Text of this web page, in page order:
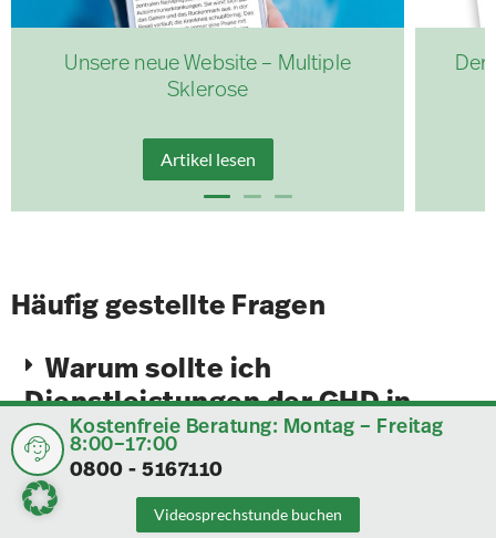
Unsere neue Website – Multiple
Sklerose
Artikel lesen
Der
Häufig gestellte Fragen
Warum sollte ich
Dienstleistungen der GHD in
Anspruch nehmen?
Wie erhalte ich meine
Produkte?
Kostenfreie Beratung: Montag – Freitag
8:00–17:00
0800 - 5167110
Videosprechstunde buchen